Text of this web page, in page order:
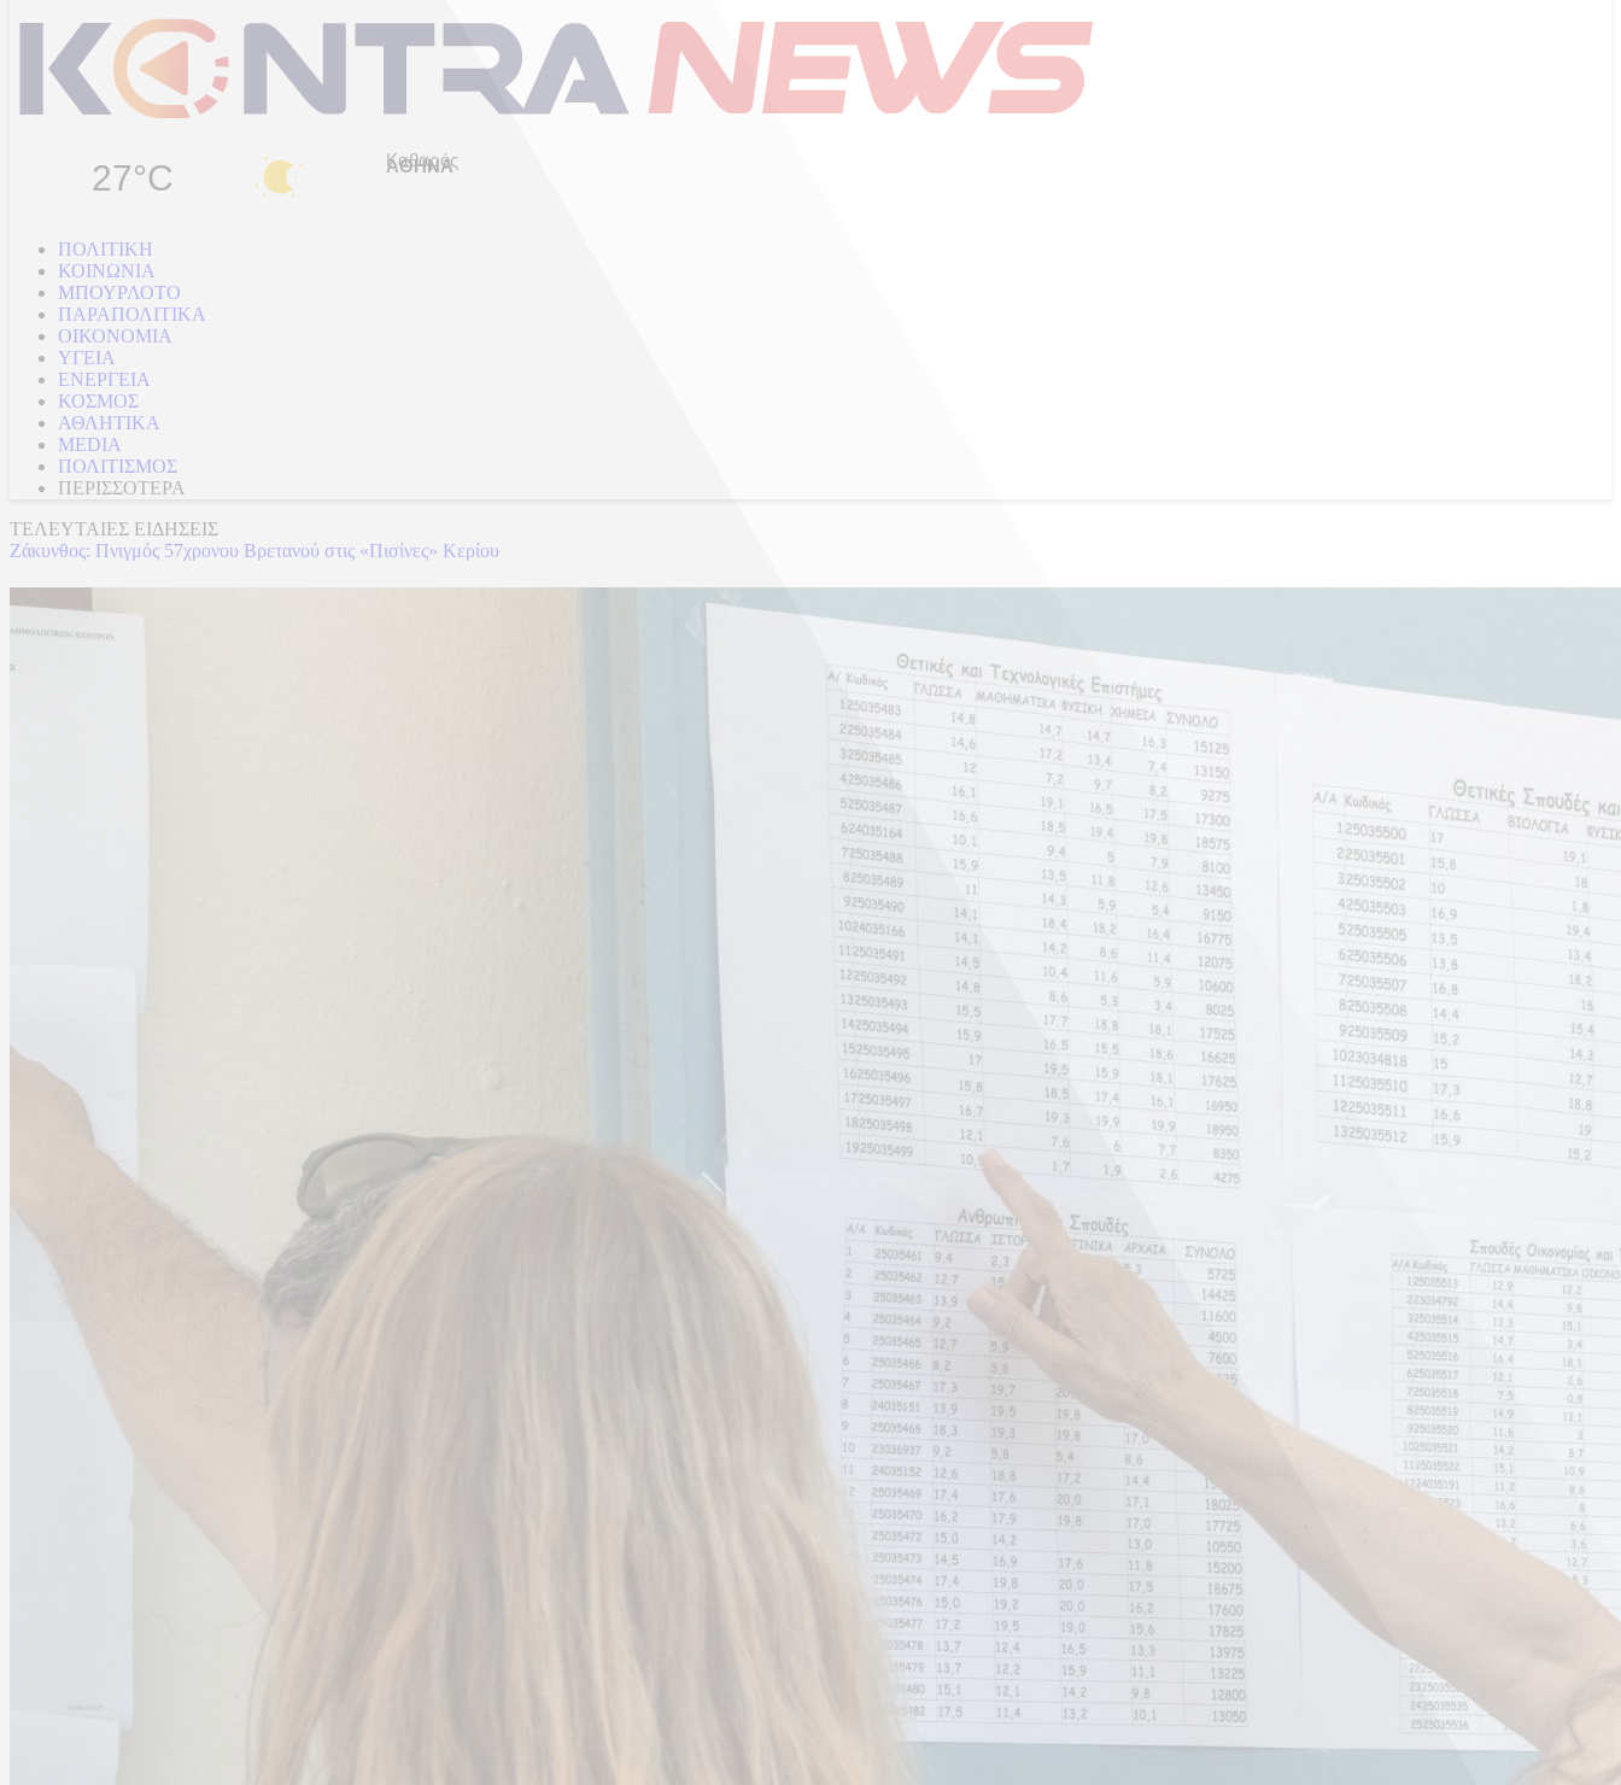
27°C Καθαρός
ΠΟΛΙΤΙΚΗ
ΚΟΙΝΩΝΙΑ
ΜΠΟΥΡΛΟΤΟ
ΠΑΡΑΠΟΛΙΤΙΚΑ
ΟΙΚΟΝΟΜΙΑ
ΥΓΕΙΑ
ΕΝΕΡΓΕΙΑ
ΚΟΣΜΟΣ
ΑΘΛΗΤΙΚΑ
MEDIA
ΠΟΛΙΤΙΣΜΟΣ
ΠΕΡΙΣΣΟΤΕΡΑ
ΤΕΛΕΥΤΑΙΕΣ ΕΙΔΗΣΕΙΣ
Ζάκυνθος: Πνιγμός 57χρονου Βρετανού στις «Πισίνες» Κερίου